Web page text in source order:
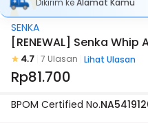
Dikirim keAlamat Kamu
SENKA
[RENEWAL] Senka Whip
4.7 7 Ulasan Lihat Ulasan
Rp81.700
BPOM Certified No.